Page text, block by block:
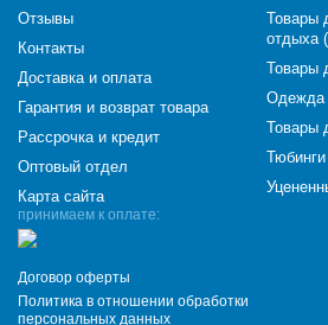
принимаем к оплате:
Договор оферты
Политика в отношении обработки
персональных данных
Отзывы
Контакты
Доставка и оплата
Гарантия и возврат товара
Рассрочка и кредит
Оптовый отдел
Карта сайта
Товары
отдыха
Товары
Одежда
Товары